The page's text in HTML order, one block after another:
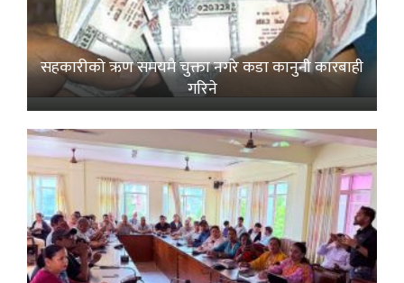
सहकारीको ऋण समयमै चुक्ता नगरे कडा कानुनी कारबाही
गरिने